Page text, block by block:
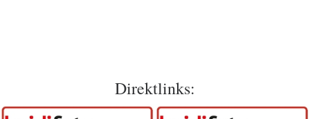
Direktlinks: